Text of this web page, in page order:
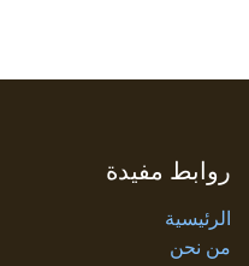
روابط مفيدة
الرئيسية
من نحن